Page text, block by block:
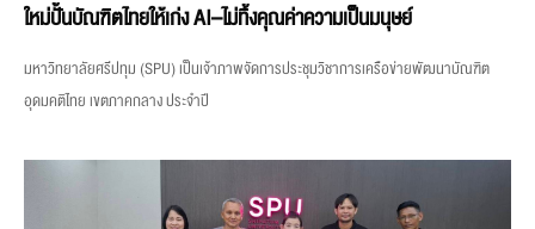
ใหม่ปั้นบัณฑิตไทยให้เก่ง AI–ไม่ทิ้งคุณค่าความเป็นมนุษย์
มหาวิทยาลัยศรีปทุม (SPU) เป็นเจ้าภาพจัดการประชุมวิชาการเครือข่ายพัฒนาบัณฑิต
อุดมคติไทย เขตภาคกลาง ประจำปี